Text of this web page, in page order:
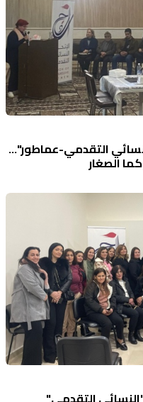
التقدمي-عماطور"...
الصغار